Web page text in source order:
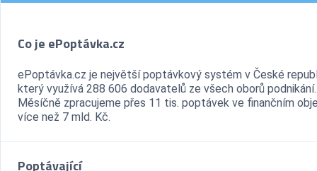
Co je ePoptávka.cz
ePoptávka.cz je největší poptávkový systém v České
který využívá 288 606 dodavatelů ze všech oborů podnikání.
Měsíčně zpracujeme přes 11 tis. poptávek ve finančním
více než 7 mld. Kč.
Poptávající